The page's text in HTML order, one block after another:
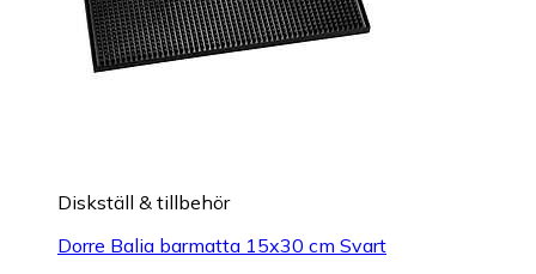
Diskställ & tillbehör
Dorre Balia barmatta 15x30 cm Svart